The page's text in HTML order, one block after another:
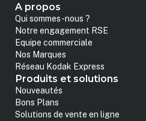
A propos
Qui sommes-nous ?
Notre engagement RSE
Equipe commerciale
Nos Marques
Réseau Kodak Express
Produits et solutions
Nouveautés
Bons Plans
Solutions de vente en ligne